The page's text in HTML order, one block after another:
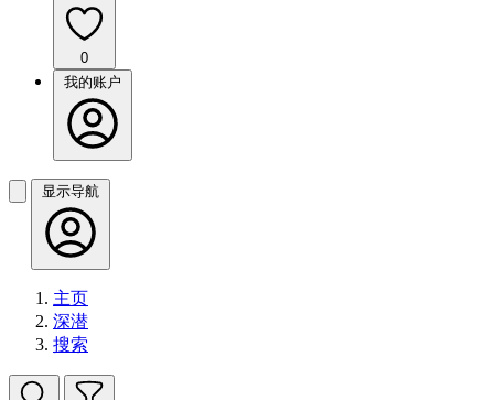
0
我的账户
显示导航
主页
深潜
搜索